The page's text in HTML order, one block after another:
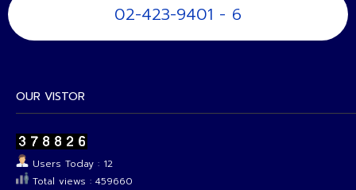
02-423-9401 - 6
OUR VISTOR
Users Today : 12
Total views : 459660